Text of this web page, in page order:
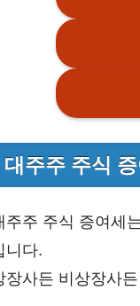
대주주 주식
주주 주식 증여세
니다.
장사든 비상장사